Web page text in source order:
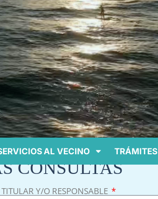
AL VECINO TRÁMITES
CONSULTAS
Y/O RESPONSABLE